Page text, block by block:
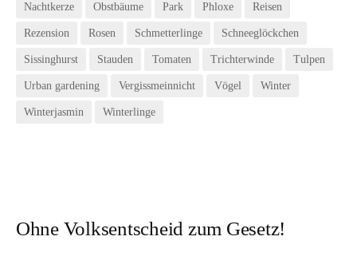
Nachtkerze Obstbäume Park Phloxe Reisen
Rezension Rosen Schmetterlinge Schneeglöckchen
Sissinghurst Stauden Tomaten Trichterwinde Tulpen
Urban gardening Vergissmeinnicht Vögel Winter
Winterjasmin Winterlinge
Ohne Volksentscheid zum Gesetz!